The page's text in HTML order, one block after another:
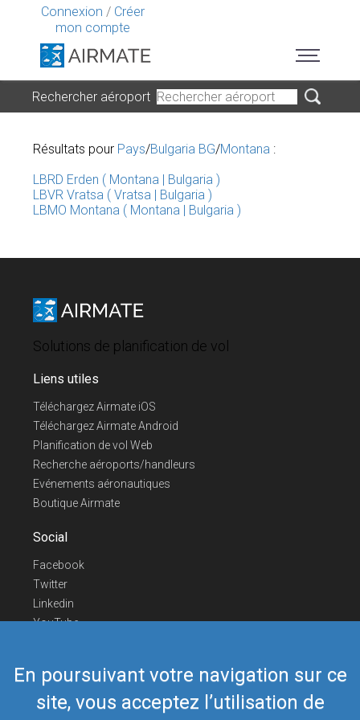
Connexion / Créer
mon compte
En poursuivant votre navigation sur ce
site, vous acceptez l’utilisation de
Rechercher aéroport
Résultats pour Pays/Bulgaria BG/Montana :
LBRD Erden ( Montana | Bulgaria )
LBVR Vratsa ( Vratsa | Bulgaria )
LBMO Montana ( Montana | Bulgaria )
Solutions de planification de vol
Liens utiles
Téléchargez Airmate iOS
Téléchargez Airmate Android
Planification de vol Web
Recherche aéroports/handleurs
Evénements aéronautiques
Boutique Airmate
Social
Facebook
Twitter
Linkedin
YouTube
Nous contacter
Téléphone Europe+352 26441835